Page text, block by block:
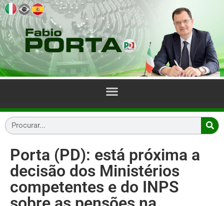
Porta (PD): está próxima a
decisão dos Ministérios
competentes e do INPS